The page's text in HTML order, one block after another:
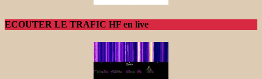
ECOUTER LE TRAFIC HF en live